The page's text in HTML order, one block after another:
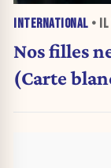
INTERNATIONAL • IL
Nos filles
(Carte